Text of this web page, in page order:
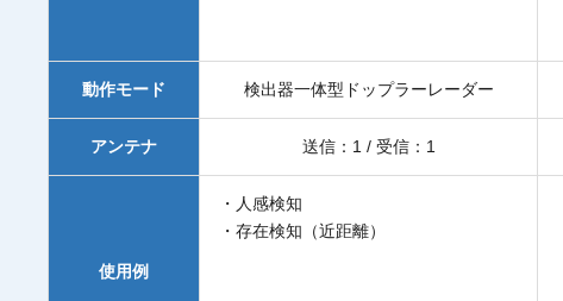
動作モード 検出器一体型ドップラーレーダー
アンテナ 送信：1 / 受信：1
使用例
・人感検知
・存在検知（近距離）